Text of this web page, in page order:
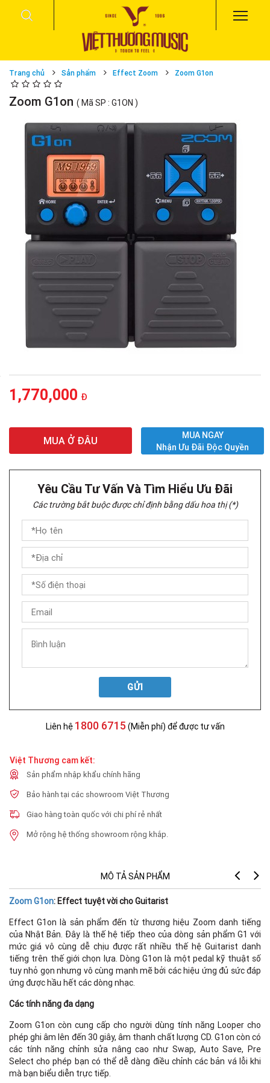
Trang chủ Sản phẩm Effect Zoom Zoom G1on
Zoom G1on ( Mã SP : G1ON )
1,770,000 Đ
MUA Ở ĐÂU
MUA NGAY
Nhận Ưu Đãi Độc Quyền
Yêu Cầu Tư Vấn Và Tìm Hiểu Ưu Đãi
Các trường bắt buộc được chỉ định bằng dấu hoa thị (*)
GỬI
Liên hệ 1800 6715 (Miễn phí) để được tư vấn
Việt Thương cam kết:
Sản phẩm nhập khẩu chính hãng
Bảo hành tại các showroom Việt Thương
Giao hàng toàn quốc với chi phí rẻ nhất
Mở rộng hệ thống showroom rộng khắp.
MÔ TẢ SẢN PHẨM
Zoom G1on: Effect tuyệt vời cho Guitarist
Effect G1on là sản phẩm đến từ thương hiệu Zoom danh tiếng
của Nhật Bản. Đây là thế hệ tiếp theo của dòng sản phẩm G1 với
mức giá vô cùng dễ chịu được rất nhiều thế hệ Guitarist danh
tiếng trên thế giới chọn lựa. Dòng G1on là một pedal kỹ thuật số
tuy nhỏ gọn nhưng vô cùng mạnh mẽ bởi các hiệu ứng đủ sức đáp
ứng được hầu hết các dòng nhạc.
Các tính năng đa dạng
Zoom G1on còn cung cấp cho người dùng tính năng Looper cho
phép ghi âm lên đến 30 giây, âm thanh chất lượng CD. G1on còn có
các tính năng chỉnh sửa nâng cao như Swap, Auto Save, Pre
Select cho phép bạn có thể dễ dàng điều chỉnh các bản vá lỗi khi
mà bạn biểu diễn trực tiếp.